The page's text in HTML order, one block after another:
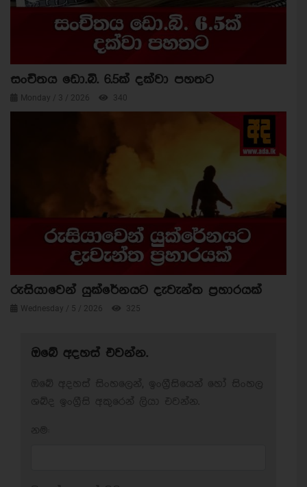
සංචිතය ඩො.බි. 6.5ක් දක්වා පහතට
Monday / 3 / 2026 340
රුසියාවෙන් යුක්රේනයට දැවැන්ත ප්‍රහාරයක්
Wednesday / 5 / 2026 325
ඔබේ අදහස් එවන්න.